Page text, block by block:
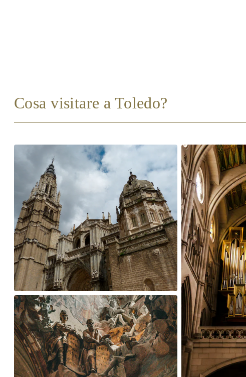
Cosa visitare a Toledo?